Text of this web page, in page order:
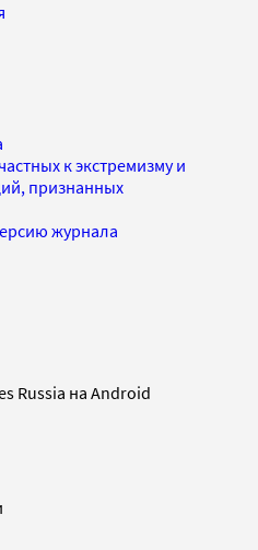
к экстремизму и
признанных
журнала
Russia на Android